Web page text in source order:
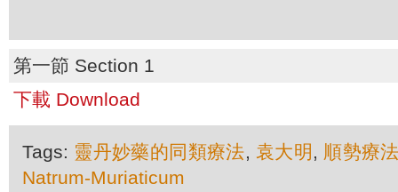
第一節 Section 1
下載 Download
Tags: 靈丹妙藥的同類療法, 袁大明 , 順勢療
Natrum-Muriaticum